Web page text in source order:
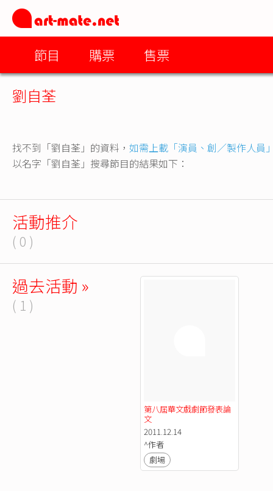
節目 購票 售票
劉自荃
找不到「劉自荃」的資料， 如需上載「演員、創／製作人員
以名字「劉自荃」搜尋節目的結果如下：
活動推介
( 0 )
過去活動 »
( 1 )
第八屆華文戲劇節發表論
文
2011.12.14
^作者
劇場